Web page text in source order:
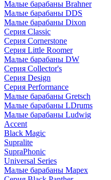
Малые барабаны Brahner
Малые барабаны DDS
Малые барабаны Dixon
Серия Classic
Серия Cornerstone
Серия Little Roomer
Малые барабаны DW
Серия Collector's
Серия Design
Серия Performance
Малые барабаны Gretsch
Малые барабаны LDrums
Малые барабаны Ludwig
Accent
Black Magic
Supralite
SupraPhonic
Universal Series
Малые барабаны Mapex